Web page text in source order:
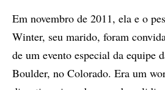
Em novembro de 2011, ela e o
Winter, seu marido, foram
de um evento especial da equipe
Boulder, no Colorado. Era um